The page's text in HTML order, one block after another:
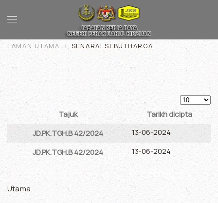
Skip to main content
LAMAN UTAMA SENARAI SEBUTHARGA
Papar #
Articles
Tajuk
Tarikh dicipta
JD.PK.TGH.B 42/2024
13-06-2024
JD.PK.TGH.B 42/2024 13-06-2024
Utama